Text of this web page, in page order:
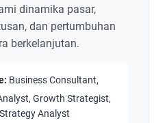
dinamika pasar,
dan pertumbuhan
berkelanjutan.
Business Consultant,
Growth Strategist,
Analyst